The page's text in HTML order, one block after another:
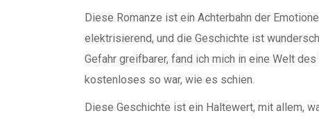
Diese Romanze ist ein Achterbahn der
elektrisierend, und die Geschichte ist
Gefahr greifbarer, fand ich mich in eine Welt
kostenloses so war, wie es schien.
Diese Geschichte ist ein Haltewert, mit allem,